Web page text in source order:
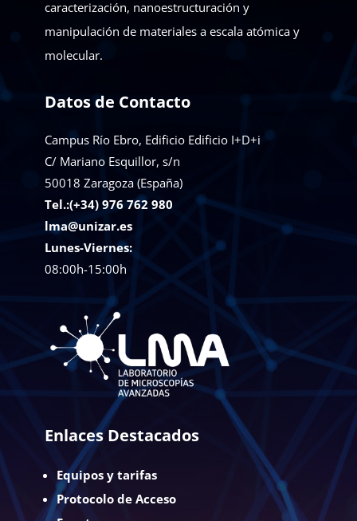
caracterización, nanoestructuración y
manipulación de materiales a escala atómica y
molecular.
Datos de Contacto
Campus Río Ebro, Edificio Edificio I+D+i
C/ Mariano Esquillor, s/n
50018 Zaragoza (España)
Tel.:(+34) 976 762 980
lma@unizar.es
Lunes-Viernes:
08:00h-15:00h
Enlaces Destacados
Equipos y tarifas
Protocolo de Acceso